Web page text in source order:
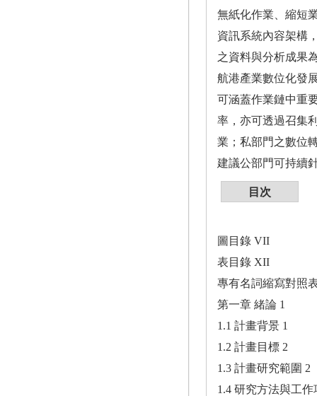
無紙化作業、縮短
資訊系統內容架構
之資料與分析成果
航港產業數位化發
可涵蓋作業鏈中重
率，亦可透過召集
業；私部門之數位
建議公部門可持續
目次
圖目錄 VII
表目錄 XII
專有名詞縮寫對照
第一章 緒論 1
1.1 計畫背景 1
1.2 計畫目標 2
1.3 計畫研究範圍 2
1.4 研究方法與工作